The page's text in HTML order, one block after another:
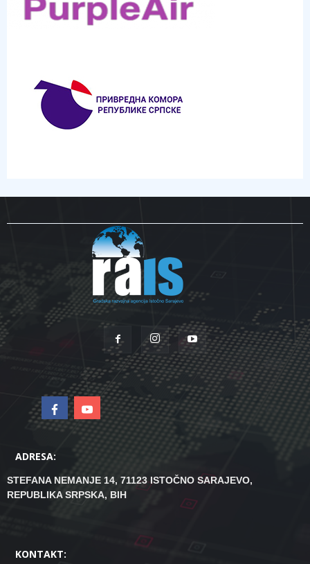
ADRESA:
STEFANA NEMANJE 14, 71123 ISTOČNO SARAJEVO,
REPUBLIKA SRPSKA, BIH
KONTAKT: